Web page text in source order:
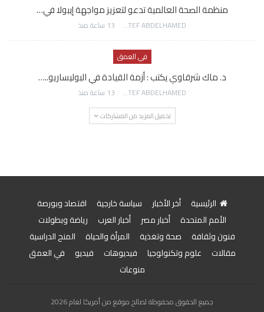
منظمة الصحة العالمية تدعو لتعزيز مواجهة إيبولا في…
AWATEF ABDELHAMED 13 ساعة منذ
في العمق
د. ماك شرقاوي يكتب : أزمة القيادة في البوليساريو..…
AWATEF ABDELHAMED 13 ساعة منذ
تحميل المزيد من المشاركات
الرئيسية أخر الأخبار سياسة خارجية
اقتصاد وبورصة
الأمم المتحدة
أخبار مصر أخبار العرب
رياضة وبطولات
فنون وثقافة
صحة وتغذية المرأة والحياة
المنح الدراسية
مقالات
علوم وتكنولوجيا فيديوهات فيديو
في العمق
منوعات
جميع الحقوق محفوظة لصالح موقع من أمريكا لعام 2026